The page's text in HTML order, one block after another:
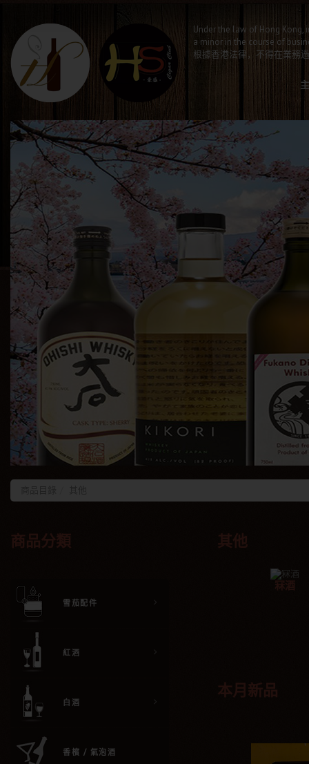
Under the law of Hong
a minor in the course of
根據香港法律，不得在業務
商品分類
雪茄配件
紅酒
白酒
香檳 / 氣泡酒
其他
冧酒
本月新品